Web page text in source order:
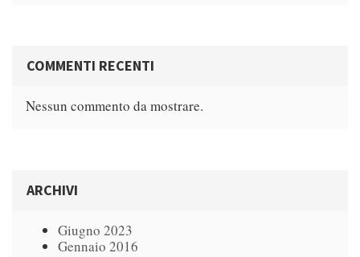
COMMENTI RECENTI
Nessun commento da mostrare.
ARCHIVI
Giugno 2023
Gennaio 2016